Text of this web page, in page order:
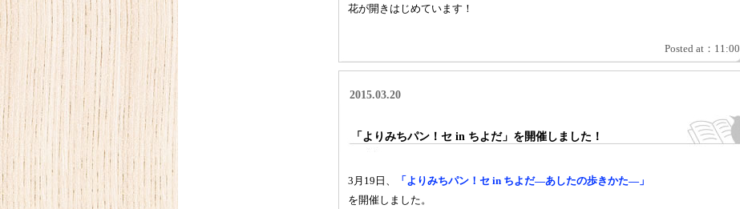
花が開きはじめています！
Posted at：11:00
2015.03.20
「よりみちパン！セ in ちよだ」を開催しました！
3月19日、 「よりみちパン！セ in ちよだ―あしたの歩きかた―」
を開催しました。